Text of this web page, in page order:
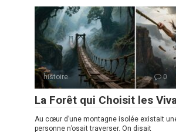
histoire 0
La Forêt qui Choisit les
Au cœur d’une montagne isolée existait
personne n’osait traverser. On disait